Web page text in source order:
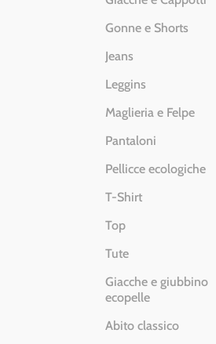
Gonne e Shorts
Jeans
Leggins
Maglieria e Felpe
Pantaloni
Pellicce ecologiche
T-Shirt
Top
Tute
Giacche e giubbino
ecopelle
Abito classico